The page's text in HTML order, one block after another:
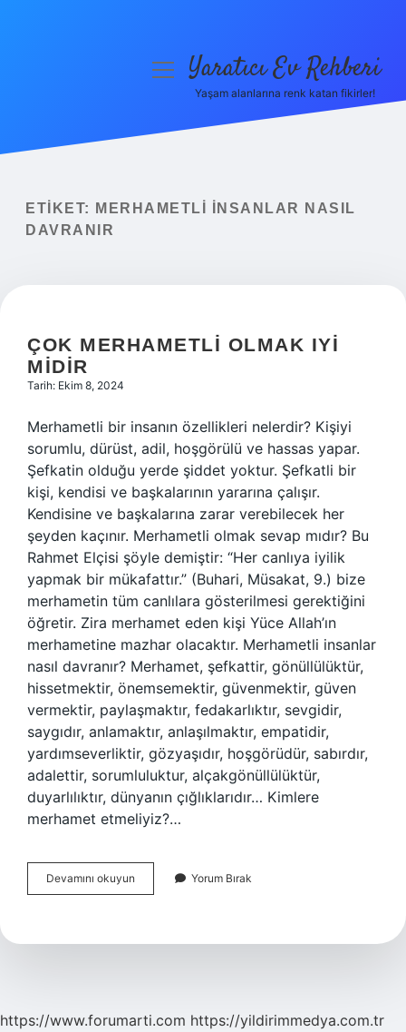
Yasal Uyarı
menüyüYaratıcı Ev Rehberi
Yaşam alanlarına renk katan fikirler!
ETIKET:
MERHAMETLI INSANLAR NASIL
DAVRANIR
ÇOK MERHAMETLI OLMAK IYI
MIDIR
Tarih: Ekim 8, 2024
Merhametli bir insanın özellikleri nelerdir? Kişiyi
sorumlu, dürüst, adil, hoşgörülü ve hassas yapar.
Şefkatin olduğu yerde şiddet yoktur. Şefkatli bir
kişi, kendisi ve başkalarının yararına çalışır.
Kendisine ve başkalarına zarar verebilecek her
şeyden kaçınır. Merhametli olmak sevap mıdır? Bu
Rahmet Elçisi şöyle demiştir: “Her canlıya iyilik
yapmak bir mükafattır.” (Buhari, Müsakat, 9.) bize
merhametin tüm canlılara gösterilmesi gerektiğini
öğretir. Zira merhamet eden kişi Yüce Allah’ın
merhametine mazhar olacaktır. Merhametli insanlar
nasıl davranır? Merhamet, şefkattir, gönüllülüktür,
hissetmektir, önemsemektir, güvenmektir, güven
vermektir, paylaşmaktır, fedakarlıktır, sevgidir,
saygıdır, anlamaktır, anlaşılmaktır, empatidir,
yardımseverliktir, gözyaşıdır, hoşgörüdür, sabırdır,
adalettir, sorumluluktur, alçakgönüllülüktür,
duyarlılıktır, dünyanın çığlıklarıdır… Kimlere
merhamet etmeliyiz?…
Devamını okuyun
Merhametli
Midir
Yorum Bırak
https://www.forumarti.com https://yildirimmedya.com.tr